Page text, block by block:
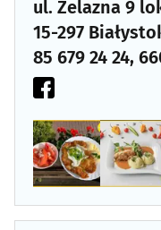
Pizzeria(24)
Polska kuchnia (9)
Pub(16)
Ramen(1)
Restauracja(53)
ul. Żelazna 9
15-297
85 679 24 24,